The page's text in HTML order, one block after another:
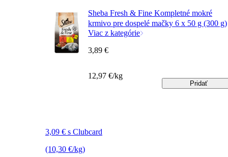
Sheba Fresh & Fine Kompletné mokré
krmivo pre dospelé mačky 6 x 50 g (300 g)
Viac z kategórie
3,09 € s Clubcard
(10,30 €/kg)
3,89 €
12,97 €/kg
Pridať